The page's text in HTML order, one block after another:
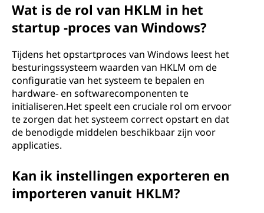
Wat is de rol van HKLM in het
startup -proces van Windows?
Tijdens het opstartproces van Windows leest het
besturingssysteem waarden van HKLM om de
configuratie van het systeem te bepalen en
hardware- en softwarecomponenten te
initialiseren.Het speelt een cruciale rol om ervoor
te zorgen dat het systeem correct opstart en dat
de benodigde middelen beschikbaar zijn voor
applicaties.
Kan ik instellingen exporteren en
importeren vanuit HKLM?